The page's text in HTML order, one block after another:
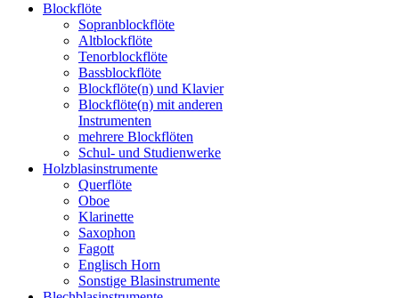
Blockflöte
Sopranblockflöte
Altblockflöte
Tenorblockflöte
Bassblockflöte
Blockflöte(n) und Klavier
Blockflöte(n) mit anderen
Instrumenten
mehrere Blockflöten
Schul- und Studienwerke
Holzblasinstrumente
Querflöte
Oboe
Klarinette
Saxophon
Fagott
Englisch Horn
Sonstige Blasinstrumente